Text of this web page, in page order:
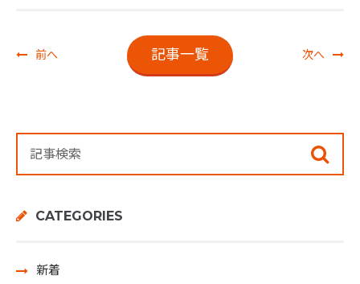
前へ 記事一覧 次へ
CATEGORIES
新着